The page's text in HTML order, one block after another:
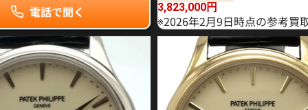
電話で聞く
3,823,000円
※2026年2月9日時点の参考買